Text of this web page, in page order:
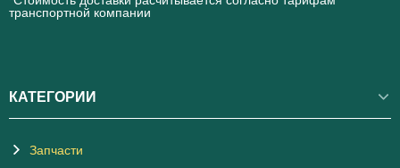
транспортной компании
КАТЕГОРИИ
Запчасти